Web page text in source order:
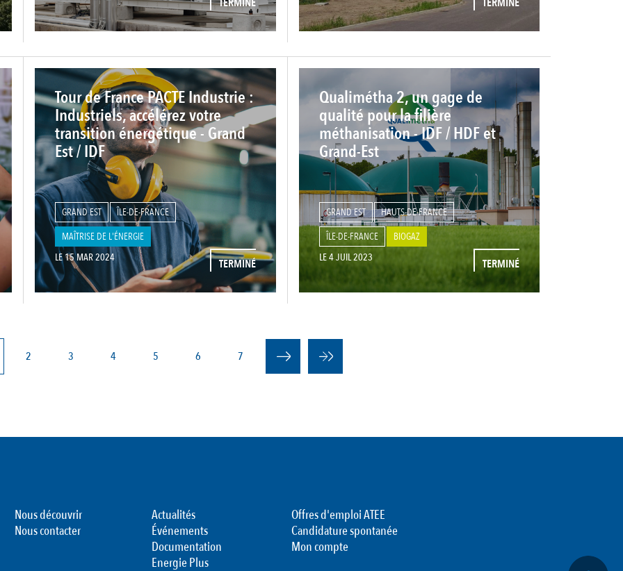
Tour de France PACTE Industrie :
Industriels, accélérez votre
transition énergétique - Grand
Est / IDF
GRAND EST
ÎLE-DE-FRANCE
MAÎTRISE DE L'ÉNERGIE
LE 15 MAR 2024
TERMINÉ
Qualimétha 2, un gage de
qualité pour la filière
méthanisation - IDF / HDF et
Grand-Est
GRAND EST
HAUTS-DE-FRANCE
ÎLE-DE-FRANCE
BIOGAZ
LE 4 JUIL 2023
TERMINÉ
Page
2 Page
3 Page
4 Page
5 Page
6 Page
7
Nous découvrir
Nous contacter
Actualités
Événements
Documentation
Energie Plus
Offres d'emploi ATEE
Candidature spontanée
Mon compte